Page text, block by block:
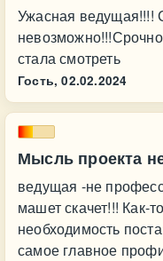
Ужасная ведущая!!!!
стала смотреть
Гость, 02.02.2024
Мысль проекта
ведущая -не
машет скачет!!! Как-
необходимость
самое главное